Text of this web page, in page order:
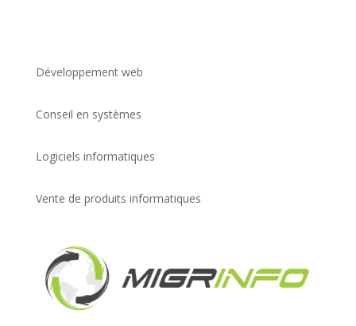
Développement web
Conseil en systèmes
Logiciels informatiques
Vente de produits informatiques